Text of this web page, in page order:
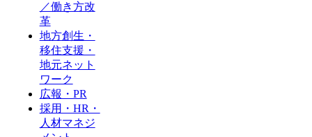
／働き方改
革
地方創生・
移住支援・
地元ネット
ワーク
広報・PR
採用・HR・
人材マネジ